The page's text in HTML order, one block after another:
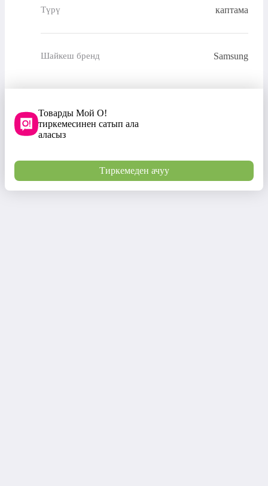
Түрү каптама
Шайкеш бренд Samsung
Товарды Мой О!
тиркемесинен сатып ала
аласыз
Тиркемеден ачуу